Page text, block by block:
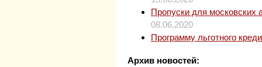
Пропуски для московских
08.06.2020
Программу льготного
Архив новостей: